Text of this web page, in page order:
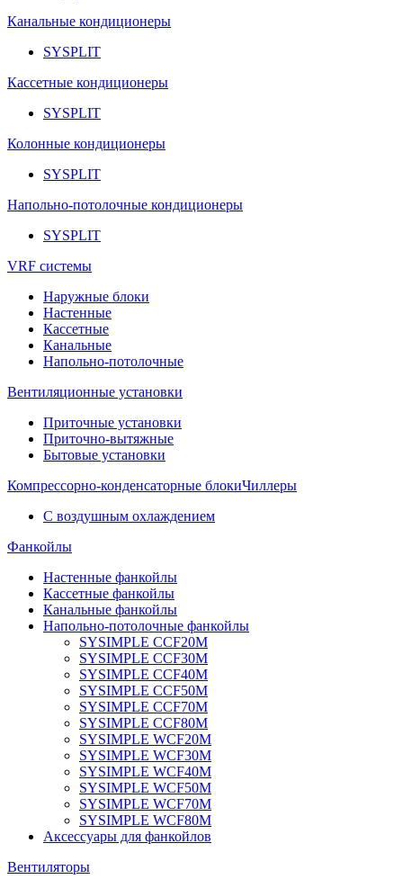
Канальные кондиционеры
SYSPLIT
Кассетные кондиционеры
SYSPLIT
Колонные кондиционеры
SYSPLIT
Напольно-потолочные кондиционеры
SYSPLIT
VRF системы
Наружные блоки
Настенные
Кассетные
Канальные
Напольно-потолочные
Вентиляционные установки
Приточные установки
Приточно-вытяжные
Бытовые установки
Компрессорно-конденсаторные блокиЧиллеры
С воздушным охлаждением
Фанкойлы
Настенные фанкойлы
Кассетные фанкойлы
Канальные фанкойлы
Напольно-потолочные фанкойлы
SYSIMPLE CCF20M
SYSIMPLE CCF30M
SYSIMPLE CCF40M
SYSIMPLE CCF50M
SYSIMPLE CCF70M
SYSIMPLE CCF80M
SYSIMPLE WCF20M
SYSIMPLE WCF30M
SYSIMPLE WCF40M
SYSIMPLE WCF50M
SYSIMPLE WCF70M
SYSIMPLE WCF80M
Аксессуары для фанкойлов
Вентиляторы